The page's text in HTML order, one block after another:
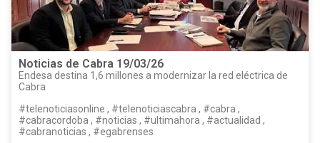
Noticias de Cabra 19/03/26
Endesa destina 1,6 millones a modernizar la red eléctrica de
Cabra
#telenoticiasonline , #telenoticiascabra , #cabra ,
#cabracordoba , #noticias , #ultimahora , #actualidad ,
#cabranoticias , #egabrenses